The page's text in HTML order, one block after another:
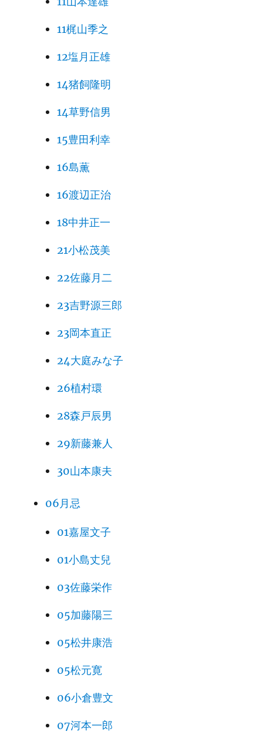
11梶山季之
12塩月正雄
14猪飼隆明
14草野信男
15豊田利幸
16島薫
16渡辺正治
18中井正一
21小松茂美
22佐藤月二
23吉野源三郎
23岡本直正
24大庭みな子
26植村環
28森戸辰男
29新藤兼人
30山本康夫
06月忌
01嘉屋文子
01小島丈兒
03佐藤栄作
05加藤陽三
05松井康浩
05松元寛
06小倉豊文
07河本一郎